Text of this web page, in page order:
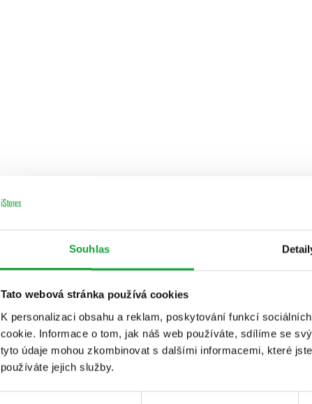
Souhlas
Tato webová stránka používá cookies
K personalizaci obsahu a reklam, poskytování funkcí
cookie. Informace o tom, jak náš web používáte, sdílíme se
tyto údaje mohou zkombinovat s dalšími informacemi, které
používáte jejich služby.